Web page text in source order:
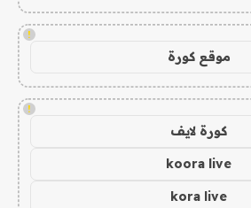
!
موقع كورة
!
كورة لايف
koora live
kora live